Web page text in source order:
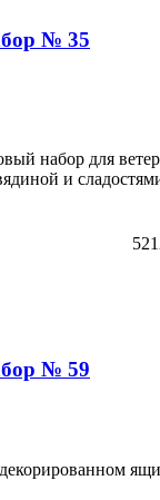
№ 35
набор для
и
№ 59